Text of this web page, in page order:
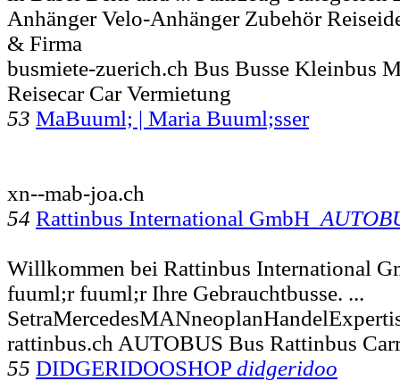
Anhänger Velo-Anhänger Zubehör
& Firma
busmiete-zuerich.ch Bus Busse Kleinbus
Reisecar Car Vermietung
53 MaBuuml; | Maria Buuml;sser
xn--mab-joa.ch
54 Rattinbus International GmbH ­
Willkommen bei Rattinbus International
fuuml;r fuuml;r Ihre Gebrauchtbusse. ...
rattinbus.ch AUTOBUS Bus Rattinbus
55 DIDGERIDOOSHOP didgeridoo